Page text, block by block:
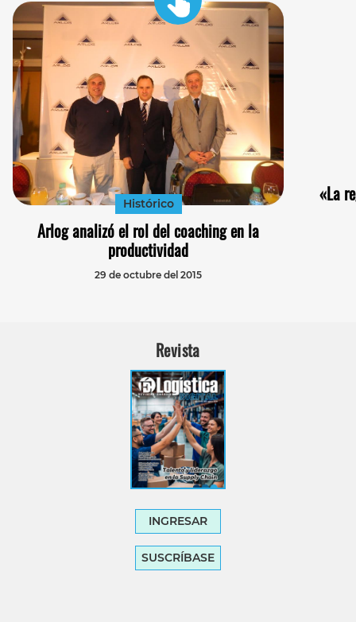
Histórico
Arlog analizó el rol del coaching en la
productividad
29 de octubre del 2015
«La
Revista
INGRESAR
SUSCRÍBASE